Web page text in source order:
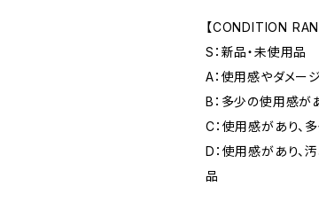
【CONDITION
S：新品・未使用品
A：使用感やダメー
B：多少の使用感が
C：使用感があり、
D：使用感があり、
品